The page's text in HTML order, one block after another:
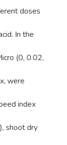
doses
In the
(0, 0.02,
were
index
shoot dry